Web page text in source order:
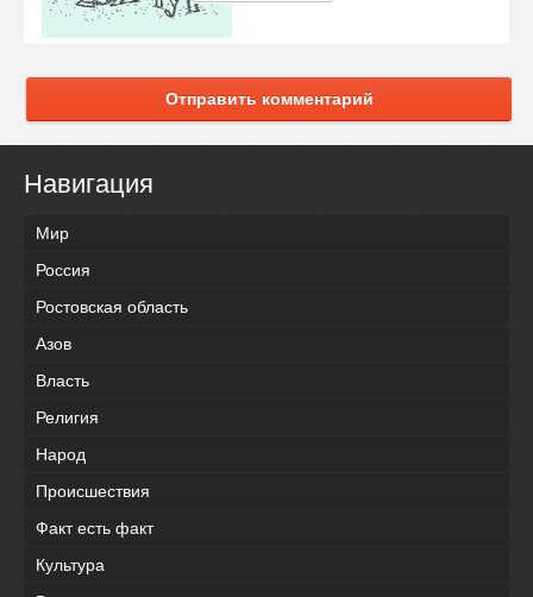
Отправить комментарий
Навигация
Мир
Россия
Ростовская область
Азов
Власть
Религия
Народ
Происшествия
Факт есть факт
Культура